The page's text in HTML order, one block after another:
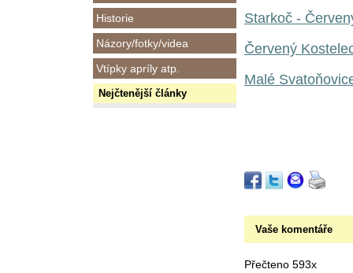
Historie
Názory/fotky/videa
Vtípky apríly atp.
Nejčtenější články
Starkoč -
Červený
Malé
Vaše komentáře
Přečteno 593x